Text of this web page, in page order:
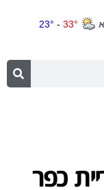
כפר